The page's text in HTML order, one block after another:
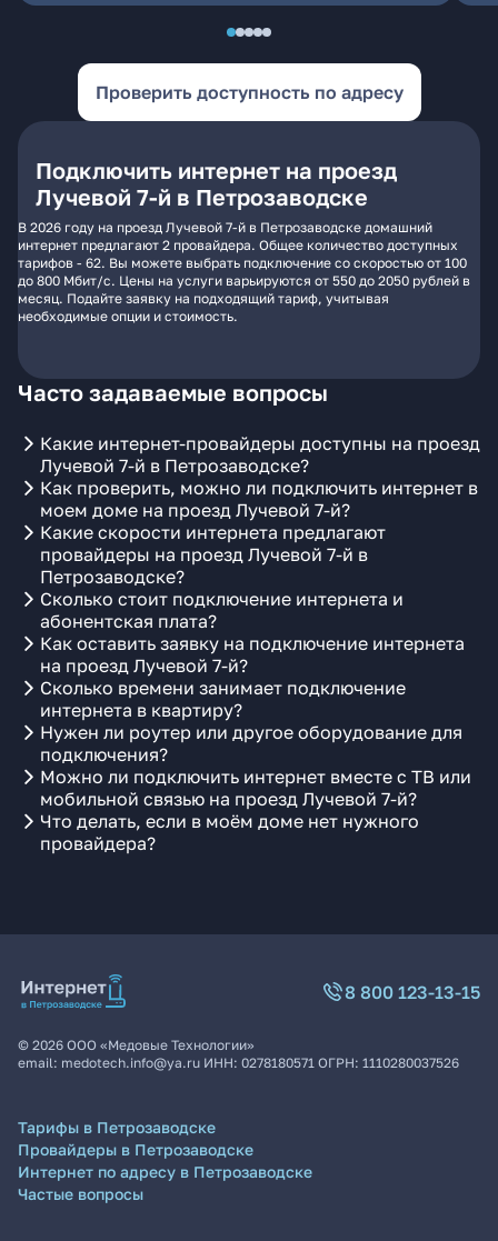
Проверить доступность по адресу
Подключить интернет на проезд
Лучевой 7-й в Петрозаводске
В 2026 году на проезд Лучевой 7-й в Петрозаводске домашний
интернет предлагают 2 провайдера. Общее количество доступных
тарифов - 62. Вы можете выбрать подключение со скоростью от 100
до 800 Мбит/с. Цены на услуги варьируются от 550 до 2050 рублей в
месяц. Подайте заявку на подходящий тариф, учитывая
необходимые опции и стоимость.
Часто задаваемые вопросы
Какие интернет-провайдеры доступны на проезд
Лучевой 7-й в Петрозаводске?
Как проверить, можно ли подключить интернет в
моем доме на проезд Лучевой 7-й?
Какие скорости интернета предлагают
провайдеры на проезд Лучевой 7-й в
Петрозаводске?
Сколько стоит подключение интернета и
абонентская плата?
Как оставить заявку на подключение интернета
на проезд Лучевой 7-й?
Сколько времени занимает подключение
интернета в квартиру?
Нужен ли роутер или другое оборудование для
подключения?
Можно ли подключить интернет вместе с ТВ или
мобильной связью на проезд Лучевой 7-й?
Что делать, если в моём доме нет нужного
провайдера?
8 800 123-13-15
© 2026 ООО «Медовые Технологии»
email: medotech.info@ya.ru ИНН: 0278180571 ОГРН: 1110280037526
Тарифы в Петрозаводске
Провайдеры в Петрозаводске
Интернет по адресу в Петрозаводске
Частые вопросы